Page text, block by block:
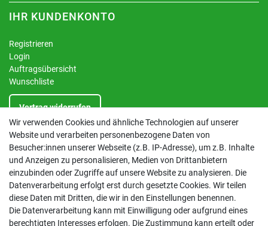
IHR KUNDENKONTO
Registrieren
Login
Auftragsübersicht
Wunschliste
Vertrag widerrufen
INFORMATIONEN
Kontakt
Datenschutzerklärung
AGB
Impressum
Barrierefreiheitserklärung
Wir verwenden Cookies und ähnliche Technologien auf unserer
Website und verarbeiten personenbezogene Daten von
Besucher:innen unserer Webseite (z.B. IP-Adresse), um z.B. Inhalte
und Anzeigen zu personalisieren, Medien von Drittanbietern
einzubinden oder Zugriffe auf unsere Website zu analysieren. Die
Datenverarbeitung erfolgt erst durch gesetzte Cookies. Wir teilen
diese Daten mit Dritten, die wir in den Einstellungen benennen.
Die Datenverarbeitung kann mit Einwilligung oder aufgrund eines
berechtigten Interesses erfolgen. Die Zustimmung kann erteilt oder